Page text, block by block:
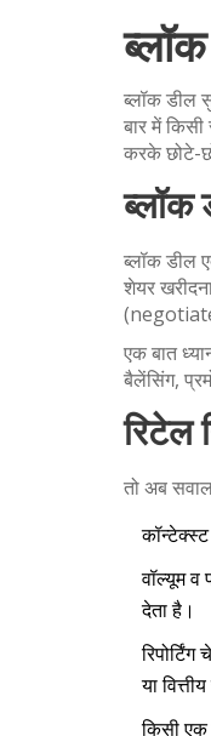
ब्लॉक डील
बार में
करके छोटे-
ब्लॉक
ब्लॉक डील
शेयर
एक बात
बैलेंसिंग,
रिटेल
तो अब
वॉल्यूम व
देता है।
या
किसी एक